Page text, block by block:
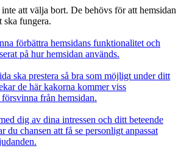
att välja bort. De behövs för att hemsidan
ska fungera.
förbättra hemsidans funktionalitet och
på hur hemsidan används.
ska prestera så bra som möjligt under ditt
de här kakorna kommer viss
från hemsidan.
dig av dina intressen och ditt beteende
du chansen att få se personligt anpassat